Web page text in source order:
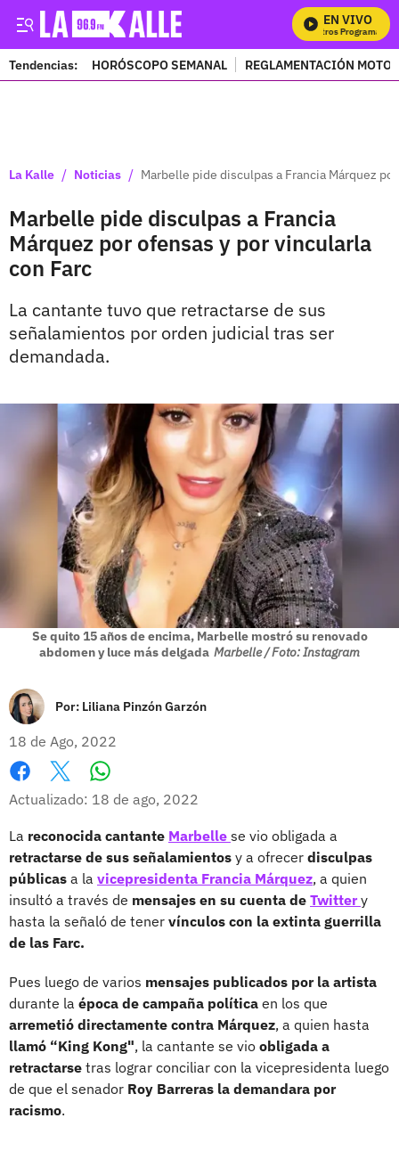
EN VIVO
Tendencias: HORÓSCOPO SEMANAL REGLAMENTACIÓN
La Kalle / Noticias / Marbelle pide disculpas a Francia Márquez
Marbelle pide disculpas a Francia
Márquez por ofensas y por vincularla
con Farc
La cantante tuvo que retractarse de sus
señalamientos por orden judicial tras ser
demandada.
Se quito 15 años de encima, Marbelle mostró su renovado
abdomen y luce más delgada Marbelle / Foto: Instagram
Por: Liliana Pinzón Garzón
18 de Ago, 2022
Facebook
X
Actualizado: 18 de ago, 2022
La reconocida cantante Marbelle se vio obligada a
retractarse de sus señalamientos y a ofrecer disculpas
públicas a la vicepresidenta Francia Márquez, a quien
insultó a través de mensajes en su cuenta de Twitter y
hasta la señaló de tener vínculos con la extinta guerrilla
de las Farc.
Pues luego de varios mensajes publicados por la artista
durante la época de campaña política en los que
arremetió directamente contra Márquez, a quien hasta
llamó “King Kong", la cantante se vio obligada a
retractarse tras lograr conciliar con la vicepresidenta luego
de que el senador Roy Barreras la demandara por
racismo.